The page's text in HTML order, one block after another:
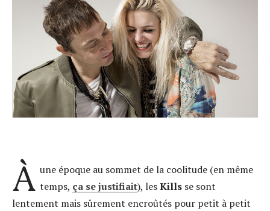
À une époque au sommet de la coolitude (en même
temps, ça se justifiait), lesKillsse sont
lentement mais sûrement encroûtés pour petit à petit